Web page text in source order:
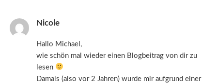
Nicole
Hallo Michael,
wie schön mal wieder einen Blogbeitrag von dir zu
lesen
Damals (also vor 2 Jahren) wurde mir aufgrund einer